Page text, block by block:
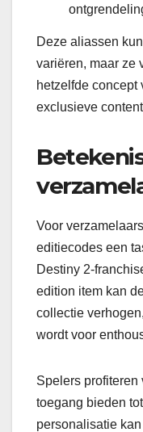
Deze aliassen
variëren, maar ze
hetzelfde
exclusieve
Voor
editiecodes een
Destiny 2-
edition item kan
collectie
wordt voor
Spelers profiteren
toegang bieden
personalisatie